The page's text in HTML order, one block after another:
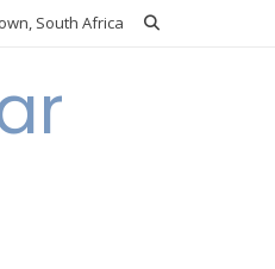
South Africa